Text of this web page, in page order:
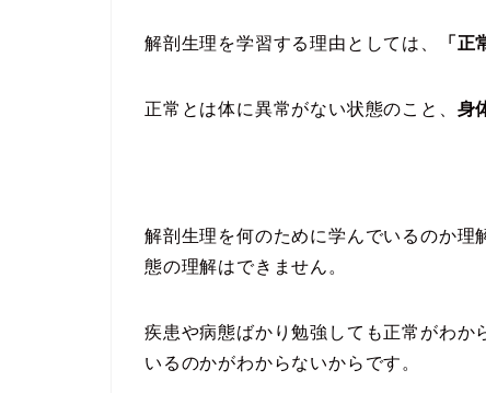
解剖生理を学習する理由としては、 「正
正常とは体に異常がない状態のこと、 身
解剖生理を何のために学んでいるのか理
態の理解はできません。
疾患や病態ばかり勉強しても正常がわか
いるのかがわからないからです。